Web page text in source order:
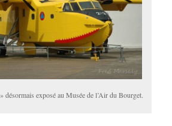
désormais exposé au Musée de l’Air du Bourget.